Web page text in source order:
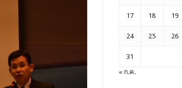
17 18 19
24 25 26
31
« ก.ค.